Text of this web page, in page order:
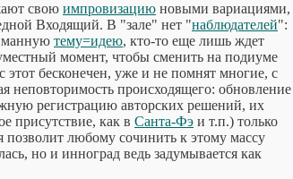
свою импровизацию новыми вариациями,
Входящий. В "зале" нет "наблюдателей":
тему=идею, кто-то еще лишь ждет
момент, чтобы сменить на подиуме
бесконечен, уже и не помнят многие, с
неповторимость происходящего: обновление
регистрацию авторских решений, их
присутствие, как в Санта-Фэ и т.п.) только
позволит любому сочинить к этому массу
но и инноград ведь задумывается как